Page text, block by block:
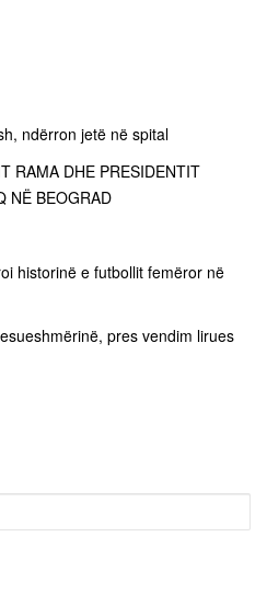
ndërron jetë në spital
RAMA DHE PRESIDENTIT
NË BEOGRAD
historinë e futbollit femëror në
pres vendim lirues